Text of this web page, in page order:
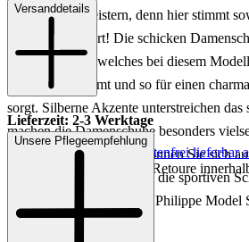
Sie schnell begeistern, denn hier stimmt
der Tragekomfort! Die schicken
Leder gefertigt, welches bei diesem
Grün daherkommt und so für einen
sorgt. Silberne Akzente unterstreichen
machen die Damenschuhe besonders
robusten Gummisohlen können Sie sich
im Alltag freuen, während die sportiven
optimalen Sitz der grünen Philippe Model
Versanddetails
Lieferzeit: 2-3 Werktage
Keine Versandkosten:
kostenfrei lieferbar
Einfache und Kostenlose Retoure
Unsere Pflegeempfehlung